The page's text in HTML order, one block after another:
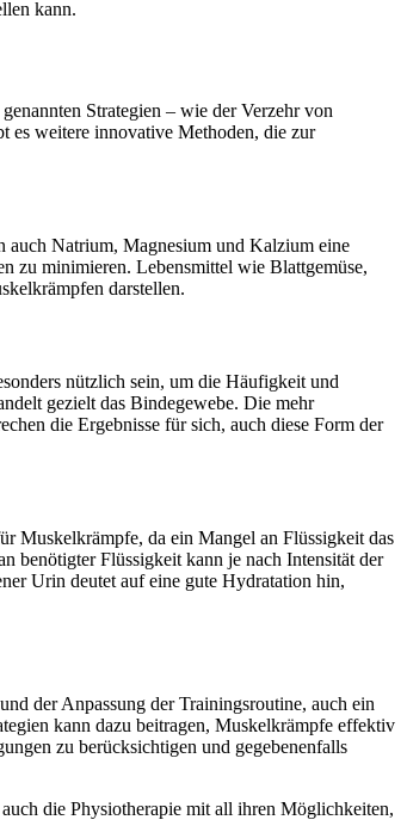
kann.
Strategien – wie der Verzehr von
es weitere innovative Methoden, die zur
auch Natrium, Magnesium und Kalzium eine
zu minimieren. Lebensmittel wie Blattgemüse,
darstellen.
nützlich sein, um die Häufigkeit und
gezielt das Bindegewebe. Die mehr
die Ergebnisse für sich, auch diese Form der
Muskelkrämpfe, da ein Mangel an Flüssigkeit das
benötigter Flüssigkeit kann je nach Intensität der
Urin deutet auf eine gute Hydratation hin,
der Anpassung der Trainingsroutine, auch ein
kann dazu beitragen, Muskelkrämpfe effektiv
zu berücksichtigen und gegebenenfalls
die Physiotherapie mit all ihren Möglichkeiten,